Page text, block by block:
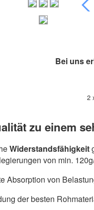
Bei uns
2
zu einem
Widerstandsfähigkeit
von min.
Absorption von
der besten